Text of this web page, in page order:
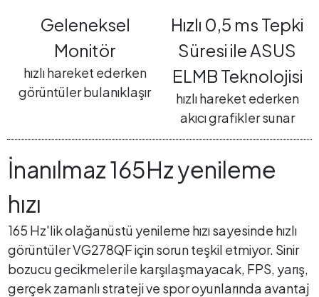
Geleneksel
Monitör
hızlı hareket ederken
görüntüler bulanıklaşır
Hızlı 0,5 ms Tepki
Süresi ile ASUS
ELMB Teknolojisi
hızlı hareket ederken
akıcı grafikler sunar
İnanılmaz 165Hz yenileme
hızı
165 Hz'lik olağanüstü yenileme hızı sayesinde hızlı
görüntüler VG278QF için sorun teşkil etmiyor. Sinir
bozucu gecikmeler ile karşılaşmayacak, FPS, yarış,
gerçek zamanlı strateji ve spor oyunlarında avantaj